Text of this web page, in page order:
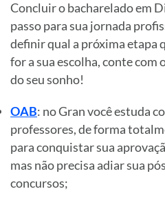
Concluir o bacharelado em
passo para sua jornada
definir qual a próxima etapa
for a sua escolha, conte com
do seu sonho!
OAB: no Gran você estuda
professores, de forma
para conquistar sua
mas não precisa adiar sua
concursos;